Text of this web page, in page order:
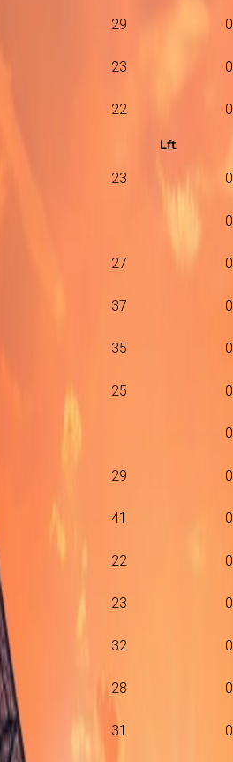
29 0
23 0
22 0
Lft
23 0
0
27 0
37 0
35 0
25 0
0
29 0
41 0
22 0
23 0
32 0
28 0
31 0